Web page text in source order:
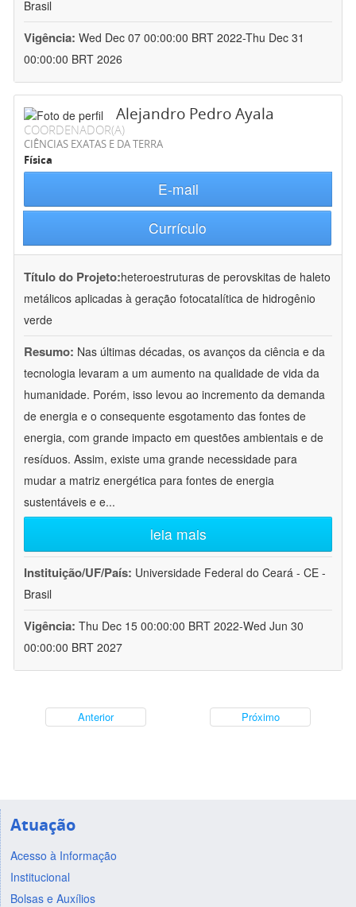
Brasil
Vigência: Wed Dec 07 00:00:00 BRT 2022-Thu Dec 31
00:00:00 BRT 2026
Alejandro Pedro Ayala
COORDENADOR(A)
CIÊNCIAS EXATAS E DA TERRA
Física
E-mail
Currículo
Título do Projeto:heteroestruturas de perovskitas de haleto
metálicos aplicadas à geração fotocatalítica de hidrogênio
verde
Resumo: Nas últimas décadas, os avanços da ciência e da
tecnologia levaram a um aumento na qualidade de vida da
humanidade. Porém, isso levou ao incremento da demanda
de energia e o consequente esgotamento das fontes de
energia, com grande impacto em questões ambientais e de
resíduos. Assim, existe uma grande necessidade para
mudar a matriz energética para fontes de energia
sustentáveis e e...
leia mais
Instituição/UF/País: Universidade Federal do Ceará - CE -
Brasil
Vigência: Thu Dec 15 00:00:00 BRT 2022-Wed Jun 30
00:00:00 BRT 2027
Anterior Próximo
Atuação
Acesso à Informação
Institucional
Bolsas e Auxílios